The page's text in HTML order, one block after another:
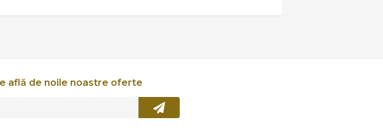
află de noile noastre oferte